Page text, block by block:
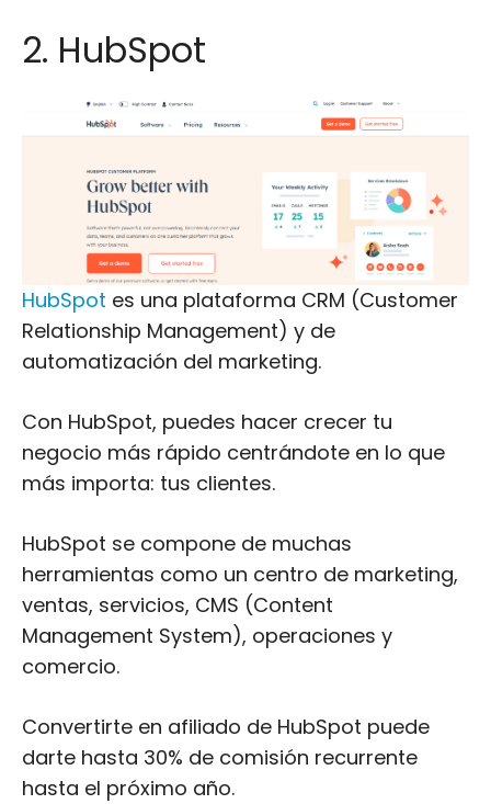
2. HubSpot
HubSpot es una plataforma CRM (Customer
Relationship Management) y de
automatización del marketing.
Con HubSpot, puedes hacer crecer tu
negocio más rápido centrándote en lo que
más importa: tus clientes.
HubSpot se compone de muchas
herramientas como un centro de marketing,
ventas, servicios, CMS (Content
Management System), operaciones y
comercio.
Convertirte en afiliado de HubSpot puede
darte hasta 30% de comisión recurrente
hasta el próximo año.